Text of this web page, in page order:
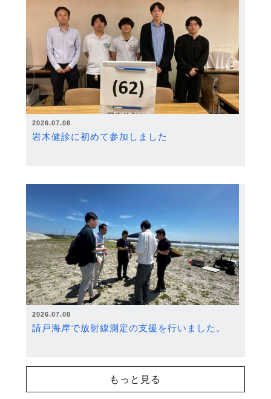
2026.07.08
岩木健診に初めて参加しました
2026.07.08
請戸海岸で放射線測定の支援を行いました。
もっと見る